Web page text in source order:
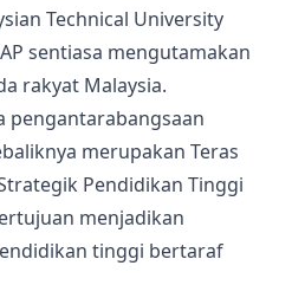
Technical University
sentiasa mengutamakan
rakyat Malaysia.
pengantarabangsaan
merupakan Teras
Pendidikan Tinggi
menjadikan
tinggi bertaraf